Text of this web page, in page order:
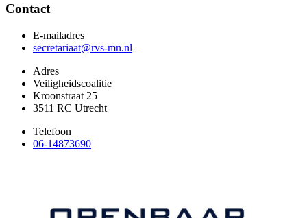
Contact
E-mailadres
secretariaat@rvs-mn.nl
Adres
Veiligheidscoalitie
Kroonstraat 25
3511 RC Utrecht
Telefoon
06-14873690